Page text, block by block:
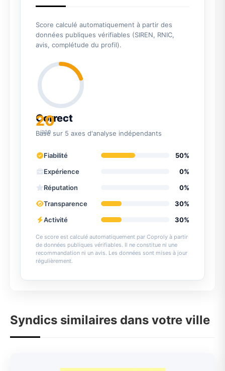
Score calculé automatiquement à partir des
données publiques vérifiables (SIREN, RNIC,
avis, complétude du profil).
20
/100
Correct
Basé sur 5 axes d'analyse indépendants
Fiabilité
50%
Expérience
0%
Réputation
0%
Transparence
30%
Activité
30%
Ce score est calculé automatiquement par Coproly à partir
de données publiques vérifiables. Il ne constitue ni une
recommandation ni un avis. Les données sont mises à jour
régulièrement.
Syndics similaires dans votre ville